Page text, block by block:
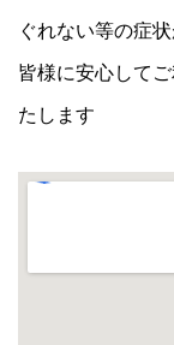
ぐれない等の症
皆様に安心して
たします